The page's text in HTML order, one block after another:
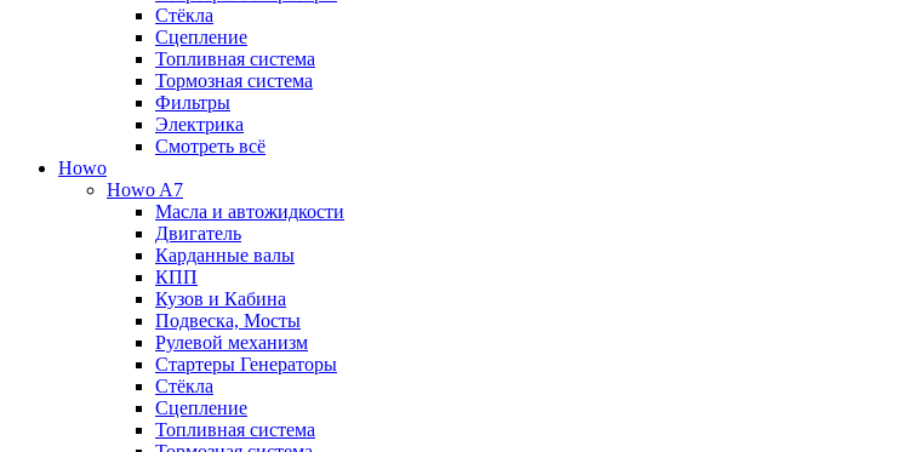
Стёкла
Сцепление
Топливная система
Тормозная система
Фильтры
Электрика
Смотреть всё
Howo
Howo A7
Масла и автожидкости
Двигатель
Карданные валы
КПП
Кузов и Кабина
Подвеска, Мосты
Рулевой механизм
Стартеры Генераторы
Стёкла
Сцепление
Топливная система